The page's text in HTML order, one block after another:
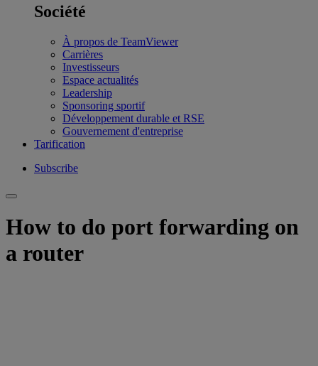
Société
À propos de TeamViewer
Carrières
Investisseurs
Espace actualités
Leadership
Sponsoring sportif
Développement durable et RSE
Gouvernement d'entreprise
Tarification
Subscribe
How to do port forwarding on
a router